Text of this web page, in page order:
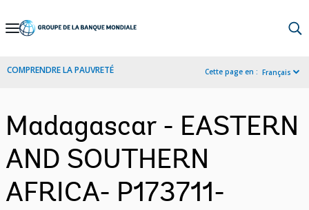
Skip
Navigation
COMPRENDRE LA PAUVRETÉ Cette page en : Français
Madagascar - EASTERN
AND SOUTHERN
AFRICA- P173711-